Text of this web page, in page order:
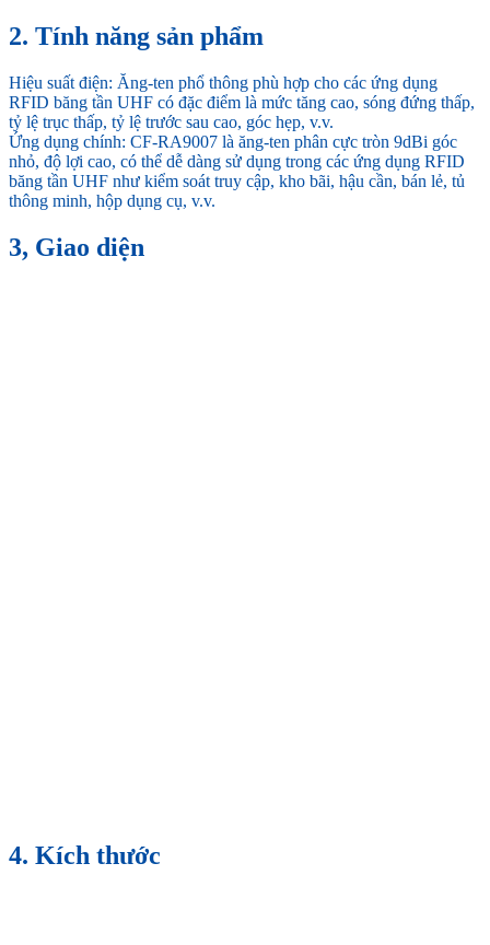
2. Tính năng sản phẩm
Hiệu suất điện: Ăng-ten phổ thông phù hợp cho các ứng dụng
RFID băng tần UHF có đặc điểm là mức tăng cao, sóng đứng thấp,
tỷ lệ trục thấp, tỷ lệ trước sau cao, góc hẹp, v.v. ​
Ứng dụng chính: CF-RA9007 là ăng-ten phân cực tròn 9dBi góc
nhỏ, độ lợi cao, có thể dễ dàng sử dụng trong các ứng dụng RFID
băng tần UHF như kiểm soát truy cập, kho bãi, hậu cần, bán lẻ, tủ
thông minh, hộp dụng cụ, v.v.
3, Giao diện
4. Kích thước